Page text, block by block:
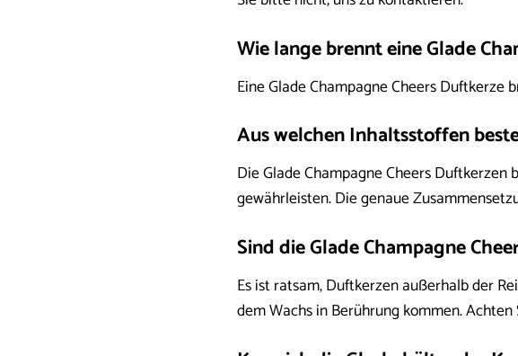
Wie lange brennt eine Glade
Eine Glade Champagne Cheers Duftkerze
Aus welchen Inhaltsstoffen
Die Glade Champagne Cheers
gewährleisten. Die genaue
Sind die Glade Champagne
Es ist ratsam, Duftkerzen außerhalb der
dem Wachs in Berührung kommen.